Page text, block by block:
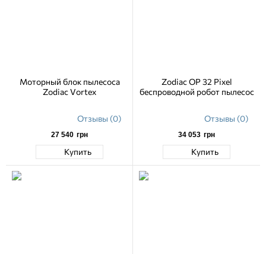
Моторный блок пылесоса
Zodiac Vortex
Отзывы (0)
27 540 грн
Купить
Zodiac OP 32 Pixel
беспроводной робот пылесос
Отзывы (0)
34 053 грн
Купить